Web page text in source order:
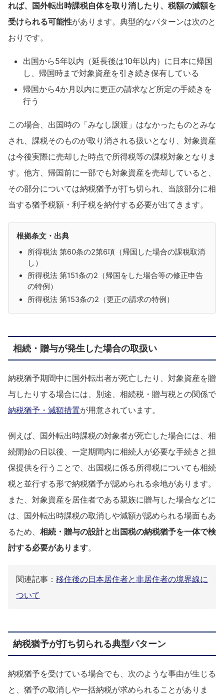
れば、国外転出時課税自体を取り消したり、税額の減額を
受けられる可能性があります。典型的なパターンは次のと
おりです。
出国から5年以内（延長後は10年以内）に日本に帰国
し、帰国時まで対象資産を引き続き保有している
帰国から4か月以内に更正の請求など所定の手続きを
行う
この場合、出国時の「みなし譲渡」はなかったものとみな
され、課税そのものが取り消される扱いとなり、対象資産
は今後実際に売却した時点で所得税等の課税対象となりま
す。他方、帰国前に一部でも対象資産を売却していると、
その部分については納税猶予が打ち切られ、当該部分に相
当する猶予税額・利子税を納付する必要が出てきます。
根拠条文・出典
所得税法 第60条の2第6項（帰国した場合の課税取消
し）
所得税法 第151条の2（帰国をした場合等の修正申告
の特例）
所得税法 第153条の2（更正の請求の特例）
相続・贈与が発生した場合の取扱い
納税猶予期間中に国外転出者が死亡したり、対象資産を贈
与したりする場合には、別途、相続税・贈与税との関係で
納税猶予・減額措置が用意されています。
例えば、国外転出時課税の対象者が死亡した場合には、相
続開始の日以後、一定期間内に相続人が必要な手続きと担
保提供を行うことで、出国税に係る所得税についても相続
税と並行する形で納税猶予が認められる余地があります。
また、対象資産を居住者である親族に贈与した場合などに
は、国外転出時課税の取消しや減額が認められる場面もあ
るため、 相続・贈与の設計と出国税の納税猶予を一体で検
討する必要があります。
関連記事： 移住後の日本居住者と非居住者の境界線に
ついて
納税猶予が打ち切られる典型パターン
納税猶予を受けている場合でも、次のような事由が生じる
と、猶予の取消しや一括納税が求められることがありま